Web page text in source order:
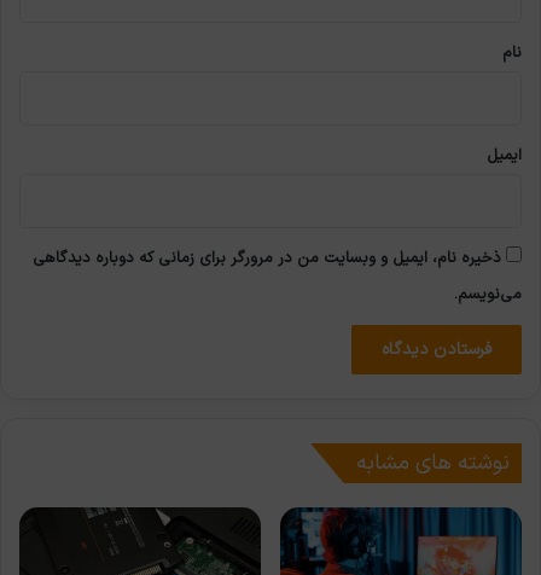
نام
ایمیل
ذخیره نام، ایمیل و وبسایت من در مرورگر برای زمانی که دوباره دیدگاهی
می‌نویسم.
نوشته های مشابه